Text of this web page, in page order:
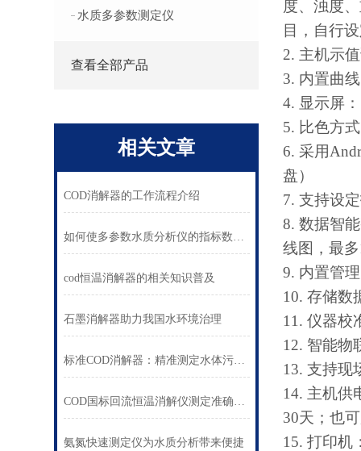
度、浊度
目，自行
2. 主机示
3. 内置曲
4. 显示屏：
5. 比色方
6. 采用
盘）
7. 支持设
8. 数据智
线图，最多
9. 内置管
10. 存储数
11. 仪器校
12. 智能物
13. 支持现
14. 主机供
30天；也
15. 打印机
水质多参数测定仪
查看全部产品
相关文章
COD消解器的工作流程介绍
如何使多参数水质分析仪的指标数据更准确广泛
cod恒温消解器的相关知识普及
石墨消解器助力我国水环境治理
标准COD消解器：精准测定水体污染负荷的工具
COD国标回流恒温消解仪测定准确性真强
氨氮快速测定仪为水质分析带来便捷